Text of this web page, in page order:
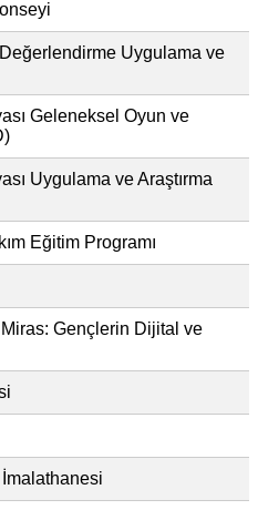
Uygulama ve
Geleneksel Oyun ve
Uygulama ve Araştırma
Eğitim Programı
Gençlerin Dijital ve
İmalathanesi